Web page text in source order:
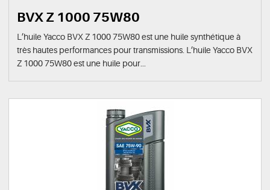
BVX Z 1000 75W80
L’huile Yacco BVX Z 1000 75W80 est une huile synthétique à
très hautes performances pour transmissions. L’huile Yacco BVX
Z 1000 75W80 est une huile pour...